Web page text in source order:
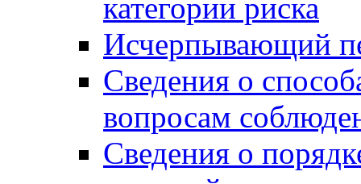
категории риска
Исчерпывающий
Сведения о
вопросам
Сведения о